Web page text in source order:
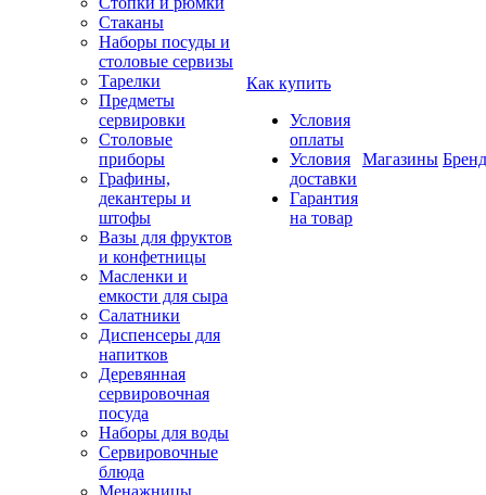
Стаканы
Наборы посуды и
столовые сервизы
Тарелки
Предметы
сервировки
Столовые
приборы
Графины,
декантеры и
штофы
Вазы для фруктов
и конфетницы
Масленки и
емкости для сыра
Салатники
Диспенсеры для
напитков
Деревянная
сервировочная
посуда
Наборы для воды
Сервировочные
блюда
Менажницы
Как купить
Условия
оплаты
Условия
доставки
Гарантия
на товар
Магазины